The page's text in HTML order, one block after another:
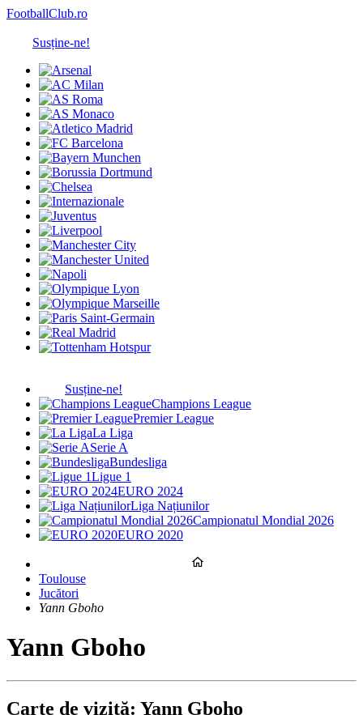
FootballClub.ro
Susține-ne!
Susține-ne!
Champions League
Premier League
La Liga
Serie A
Bundesliga
Ligue 1
EURO 2024
Liga Națiunilor
Campionatul Mondial 2026
EURO 2020
Toulouse
Jucători
Yann Gboho
Yann Gboho
Carte de vizită: Yann Gboho